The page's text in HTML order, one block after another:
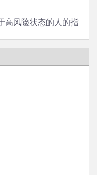
高风险状态的人的指